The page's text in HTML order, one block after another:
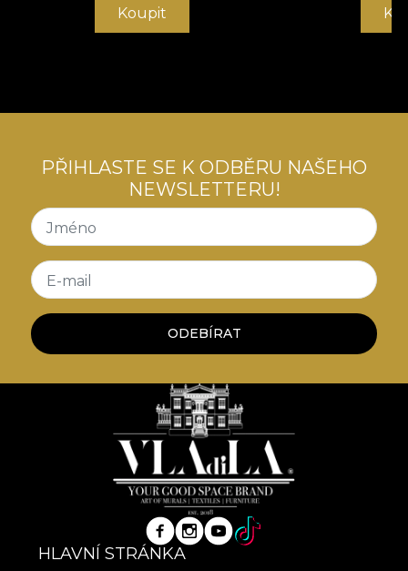
Koupit
PŘIHLASTE SE K ODBĚRU NAŠEHO
NEWSLETTERU!
Jméno
E-mail
ODEBÍRAT
HLAVNÍ STRÁNKA